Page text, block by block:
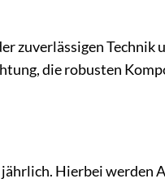
zuverlässigen Technik
die robusten
Hierbei werden